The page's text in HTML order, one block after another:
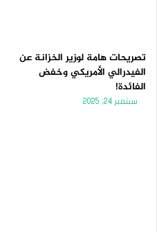
تصريحات هامة لوزير الخزانة عن
الفيدرالي الأمريكي وخفض
الفائدة!
سبتمبر 24, 2025